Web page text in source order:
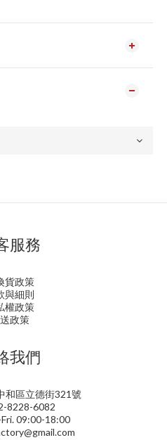
服務
貨政策
與細則
權政策
政策
我們
和區立德街321號
8228-6082
09:00-18:00